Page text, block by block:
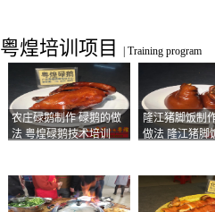
粤煌培训项目 Training program
农庄碌鹅制作 碌鹅的做
法 粤煌碌鹅技术培训
隆江猪脚饭制
做法 隆江猪脚